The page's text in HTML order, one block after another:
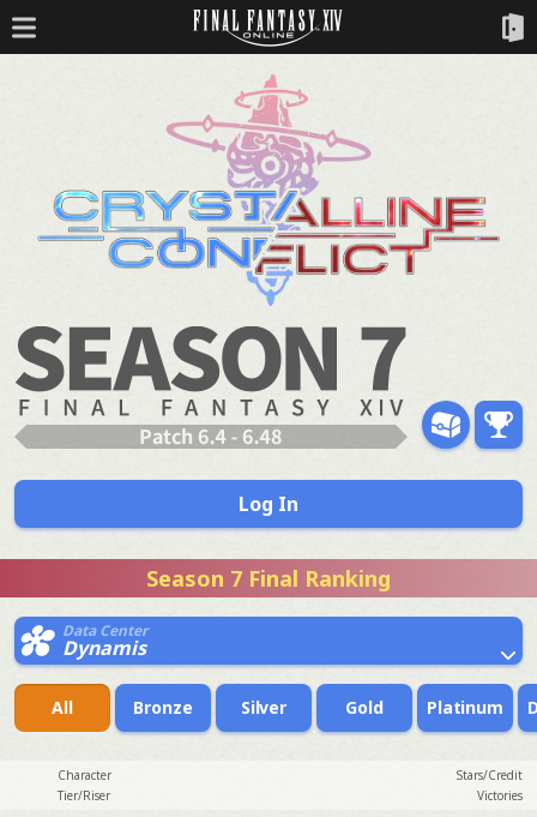
Log In
Season 7 Final Ranking
Data Center
Dynamis
All Bronze Silver Gold Platinum
Character
Stars/Credit
Tier/Riser
Victories